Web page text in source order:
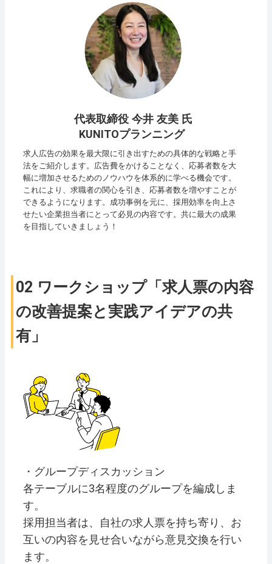
代表取締役 今井 友美 氏
KUNITOプランニング
求人広告の効果を最大限に引き出すための具体的な戦略と手
法をご紹介します。広告費をかけることなく、応募者数を大
幅に増加させるためのノウハウを体系的に学べる機会です。
これにより、求職者の関心を引き、応募者数を増やすことが
できるようになります。成功事例を元に、採用効率を向上さ
せたい企業担当者にとって必見の内容です。共に最大の成果
を目指していきましょう！
02 ワークショップ「求人票の内容
の改善提案と実践アイデアの共
有」
・グループディスカッション
各テーブルに3名程度のグループを編成しま
す。
採用担当者は、自社の求人票を持ち寄り、お
互いの内容を見せ合いながら意見交換を行い
ます。